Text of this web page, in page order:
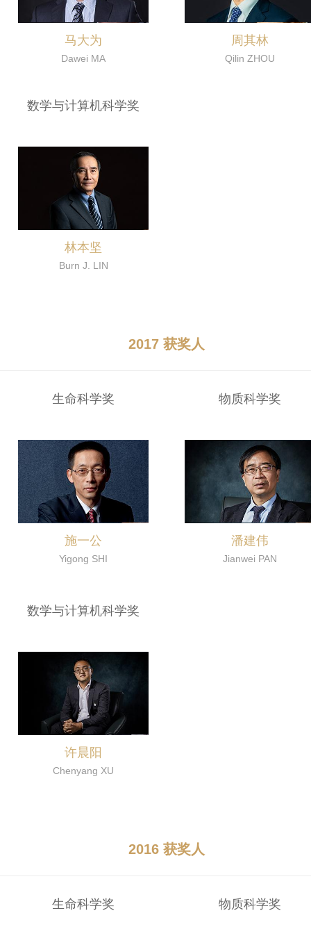
马大为
Dawei MA
周其林
Qilin ZHOU
数学与计算机科学奖
林本坚
Burn J. LIN
2017 获奖人
生命科学奖
施一公
Yigong SHI
物质科学奖
潘建伟
Jianwei PAN
数学与计算机科学奖
许晨阳
Chenyang XU
2016 获奖人
生命科学奖 物质科学奖